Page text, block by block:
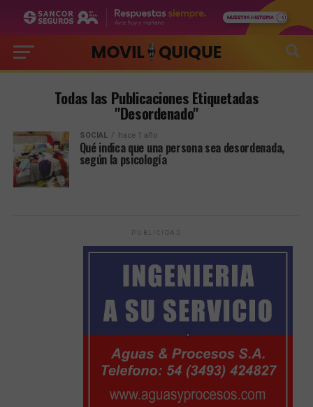
Todas las Publicaciones Etiquetadas
"Desordenado"
SOCIAL hace 1 año
Qué indica que una persona sea desordenada,
según la psicología
PUBLICIDAD